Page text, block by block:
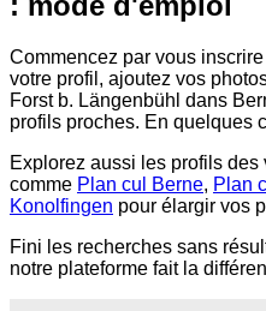
Commencez par vous
votre profil, ajoutez vos
Forst b. Längenbühl dans
profils proches. En quelques
Explorez aussi les profils
comme Plan cul Berne, Plan
Konolfingen pour élargir vos
Fini les recherches sans
notre plateforme fait la